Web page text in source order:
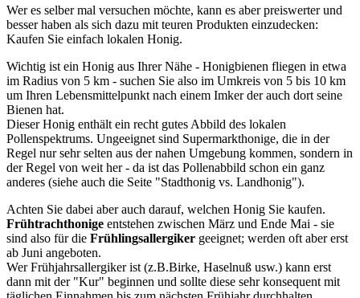
Wer es selber mal versuchen möchte, kann es aber preiswerter und
besser haben als sich dazu mit teuren Produkten einzudecken:
Kaufen Sie einfach lokalen Honig.
Wichtig ist ein Honig aus Ihrer Nähe - Honigbienen fliegen in etwa
im Radius von 5 km - suchen Sie also im Umkreis von 5 bis 10 km
um Ihren Lebensmittelpunkt nach einem Imker der auch dort seine
Bienen hat.
Dieser Honig enthält ein recht gutes Abbild des lokalen
Pollenspektrums. Ungeeignet sind Supermarkthonige, die in der
Regel nur sehr selten aus der nahen Umgebung kommen, sondern in
der Regel von weit her - da ist das Pollenabbild schon ein ganz
anderes (siehe auch die Seite "Stadthonig vs. Landhonig").
Achten Sie dabei aber auch darauf, welchen Honig Sie kaufen.
Frühtrachthonige entstehen zwischen März und Ende Mai - sie
sind also für die Frühlingsallergiker geeignet; werden oft aber erst
ab Juni angeboten.
Wer Frühjahrsallergiker ist (z.B.Birke, Haselnuß usw.) kann erst
dann mit der "Kur" beginnen und sollte diese sehr konsequent mit